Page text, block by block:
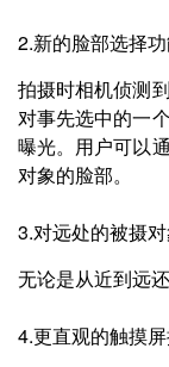
2.新的脸部选择
拍摄时相机侦测
对事先选中的一
曝光。用户可以
对象的脸部。
3.对远处的被摄
无论是从近到远
4.更直观的触摸